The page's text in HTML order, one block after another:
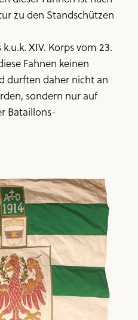
zu den Standschützen
XIV. Korps vom 23.
Fahnen keinen
durften daher nicht an
sondern nur auf
Bataillons-